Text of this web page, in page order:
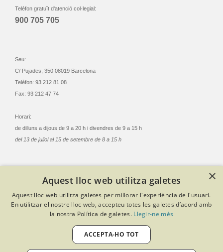
Telèfon gratuït d'atenció col·legial:
900 705 705
Seu:
C/ Pujades, 350 08019 Barcelona
Telèfon: 93 212 81 08
Fax: 93 212 47 74
Horari:
de dilluns a dijous de 9 a 20 h i divendres de 9 a 15 h
del 13 de juliol al 15 de setembre de 8 a 15 h
© Col·legi Oficial Infermeres i Infermers de Barcelona
Criteris de privacitat
Política de cookies
Avís legal
Política de protecció de dades
Política de qualitat
Desenvolupat amb Softeng Portal Builder
×
Aquest lloc web utilitza galetes
Aquest lloc web utilitza galetes per millorar l'experiència de l'usuari.
En utilitzar el nostre lloc web, accepteu totes les galetes d’acord amb
la nostra Política de galetes. Llegir-ne més
ACCEPTA-HO TOT